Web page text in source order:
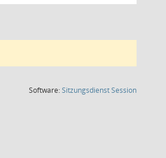
Software:SitzungsdienstSession(Wird in